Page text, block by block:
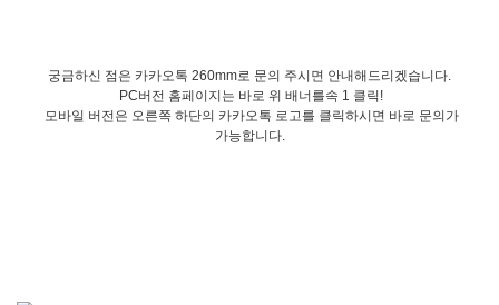
궁금하신 점은 카카오톡 260mm로 문의 주시면 안내해드리겠습니다.
PC버전 홈페이지는 바로 위 배너를속 1 클릭!
모바일 버전은 오른쪽 하단의 카카오톡 로고를 클릭하시면 바로 문의가
가능합니다.